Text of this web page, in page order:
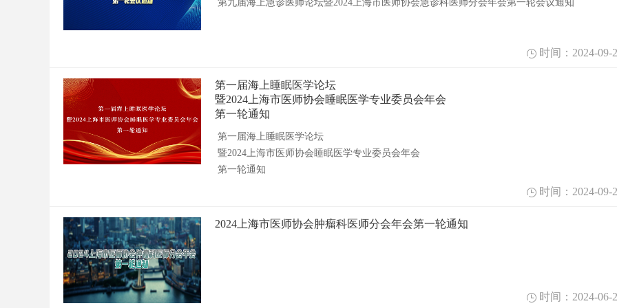
第九届海上急诊医师论坛暨2024上海市医师协会急诊科医师分会年会第一轮会议通知
时间：2024-09-
第一届海上睡眠医学论坛
暨2024上海市医师协会睡眠医学专业委员会年会
第一轮通知
第一届海上睡眠医学论坛
暨2024上海市医师协会睡眠医学专业委员会年会
第一轮通知
时间：2024-09-
2024上海市医师协会肿瘤科医师分会年会第一轮通知
时间：2024-06-